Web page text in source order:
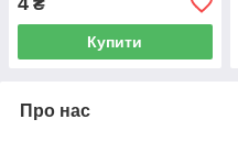
Купити
Про нас